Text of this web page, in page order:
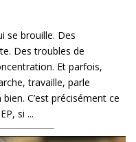
se brouille. Des
Des troubles de
Et parfois,
travaille, parle
C’est précisément ce
si ...